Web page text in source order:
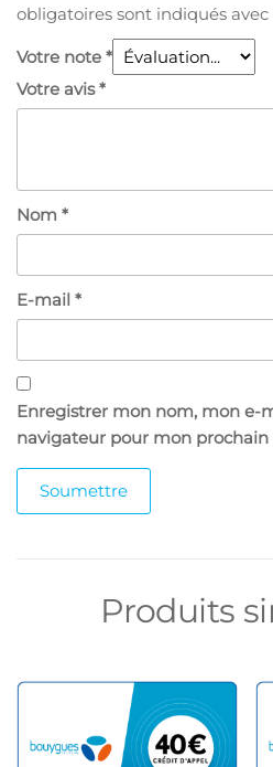
obligatoires sont indiqués avec
Votre note *
Votre avis*
Nom *
E-mail *
Enregistrer mon nom, mon e-
navigateur pour mon
Produits